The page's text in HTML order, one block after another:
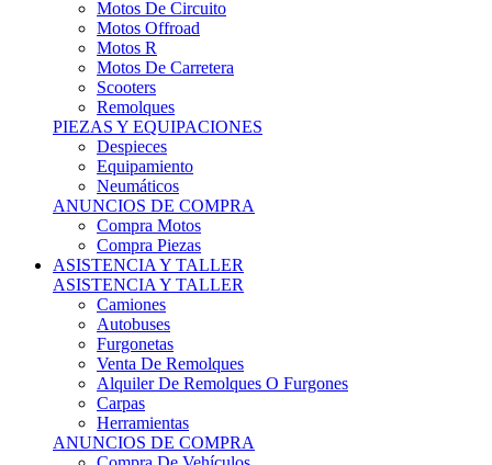
Motos R
Motos De Carretera
Scooters
Remolques
PIEZAS Y EQUIPACIONES
Despieces
Equipamiento
Neumáticos
ANUNCIOS DE COMPRA
Compra Motos
Compra Piezas
ASISTENCIA Y TALLER
ASISTENCIA Y TALLER
Camiones
Autobuses
Furgonetas
Venta De Remolques
Alquiler De Remolques O Furgones
Carpas
Herramientas
ANUNCIOS DE COMPRA
Compra De Vehículos
Compra De Herramientas